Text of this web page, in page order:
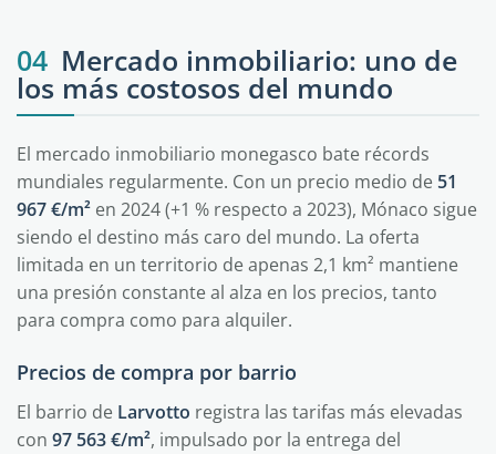
04 Mercado inmobiliario: uno de
los más costosos del mundo
El mercado inmobiliario monegasco bate récords
mundiales regularmente. Con un precio medio de 51
967 €/m² en 2024 (+1 % respecto a 2023), Mónaco sigue
siendo el destino más caro del mundo. La oferta
limitada en un territorio de apenas 2,1 km² mantiene
una presión constante al alza en los precios, tanto
para compra como para alquiler.
Precios de compra por barrio
El barrio de Larvotto registra las tarifas más elevadas
con 97 563 €/m², impulsado por la entrega del